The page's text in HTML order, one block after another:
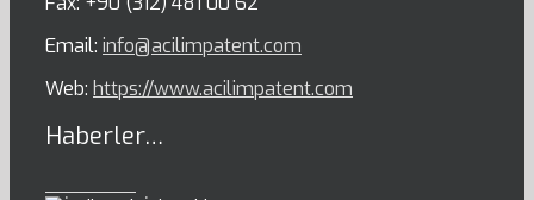
Email: info@acilimpatent.com
Web: https://www.acilimpatent.com
Haberler…